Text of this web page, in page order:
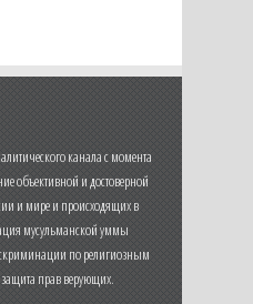
канала с момента
объективной и достоверной
и мире и происходящих в
мусульманской уммы
по религиозным
прав верующих.